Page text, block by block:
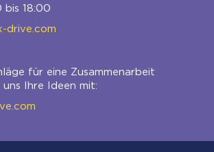
bis 18:00
drive.com
für eine Zusammenarbeit
uns Ihre Ideen mit: